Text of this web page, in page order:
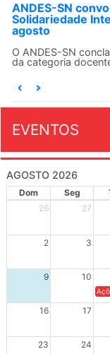
ANDES-SN
Solidariedade
agosto
O ANDES-SN
da categoria
EVENTOS
AGOSTO 2026
Dom Seg
26
27
2 3
9 10
16 17
23 24